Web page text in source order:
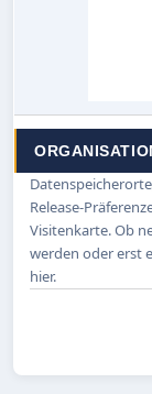
Release-
Visitenkarte. Ob
werden oder erst
hier.